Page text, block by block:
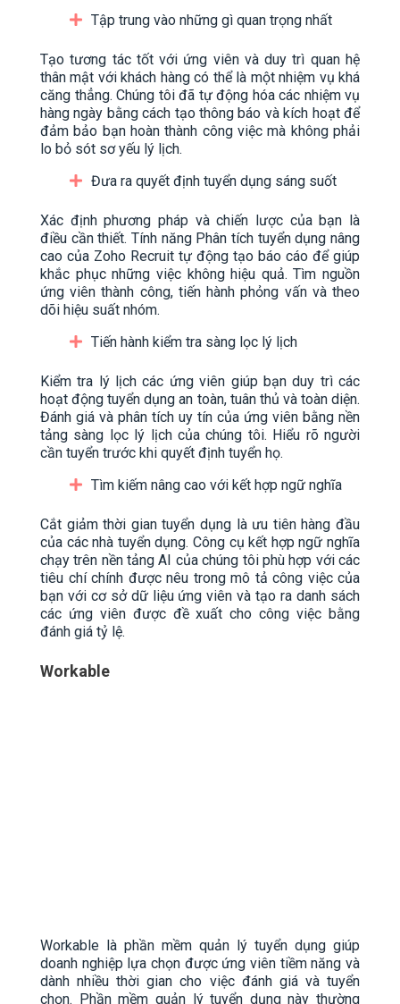
Tập trung vào những gì quan trọng nhất
Tạo tương tác tốt với ứng viên và duy trì quan hệ
thân mật với khách hàng có thể là một nhiệm vụ khá
căng thẳng. Chúng tôi đã tự động hóa các nhiệm vụ
hàng ngày bằng cách tạo thông báo và kích hoạt để
đảm bảo bạn hoàn thành công việc mà không phải
lo bỏ sót sơ yếu lý lịch.
Đưa ra quyết định tuyển dụng sáng suốt
Xác định phương pháp và chiến lược của bạn là
điều cần thiết. Tính năng Phân tích tuyển dụng nâng
cao của Zoho Recruit tự động tạo báo cáo để giúp
khắc phục những việc không hiệu quả. Tìm nguồn
ứng viên thành công, tiến hành phỏng vấn và theo
dõi hiệu suất nhóm.
Tiến hành kiểm tra sàng lọc lý lịch
Kiểm tra lý lịch các ứng viên giúp bạn duy trì các
hoạt động tuyển dụng an toàn, tuân thủ và toàn diện.
Đánh giá và phân tích uy tín của ứng viên bằng nền
tảng sàng lọc lý lịch của chúng tôi. Hiểu rõ người
cần tuyển trước khi quyết định tuyển họ.
Tìm kiếm nâng cao với kết hợp ngữ nghĩa
Cắt giảm thời gian tuyển dụng là ưu tiên hàng đầu
của các nhà tuyển dụng. Công cụ kết hợp ngữ nghĩa
chạy trên nền tảng AI của chúng tôi phù hợp với các
tiêu chí chính được nêu trong mô tả công việc của
bạn với cơ sở dữ liệu ứng viên và tạo ra danh sách
các ứng viên được đề xuất cho công việc bằng
đánh giá tỷ lệ.
Workable
Workable là phần mềm quản lý tuyển dụng giúp
doanh nghiệp lựa chọn được ứng viên tiềm năng và
dành nhiều thời gian cho việc đánh giá và tuyển
chọn. Phần mềm quản lý tuyển dụng này thường